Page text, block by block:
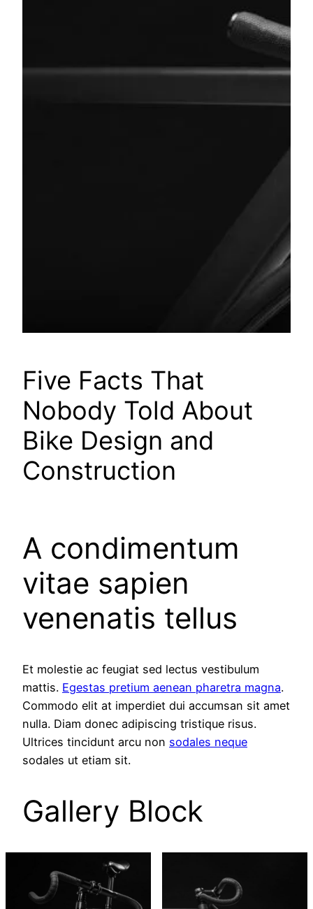
Five Facts That
Nobody Told About
Bike Design and
Construction
A condimentum
vitae sapien
venenatis tellus
Et molestie ac feugiat sed lectus vestibulum
mattis. Egestas pretium aenean pharetra magna.
Commodo elit at imperdiet dui accumsan sit amet
nulla. Diam donec adipiscing tristique risus.
Ultrices tincidunt arcu non sodales neque
sodales ut etiam sit.
Gallery Block